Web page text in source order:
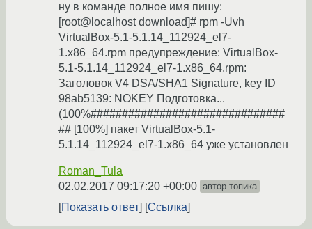
ну в команде полное имя пишу:
[root@localhost download]# rpm -Uvh
VirtualBox-5.1-5.1.14_112924_el7-
1.x86_64.rpm предупреждение: VirtualBox-
5.1-5.1.14_112924_el7-1.x86_64.rpm:
Заголовок V4 DSA/SHA1 Signature, key ID
98ab5139: NOKEY Подготовка...
(100%###############################
## [100%] пакет VirtualBox-5.1-
5.1.14_112924_el7-1.x86_64 уже установлен
Roman_Tula
02.02.2017 09:17:20 +00:00 автор топика
Показать ответ Ссылка